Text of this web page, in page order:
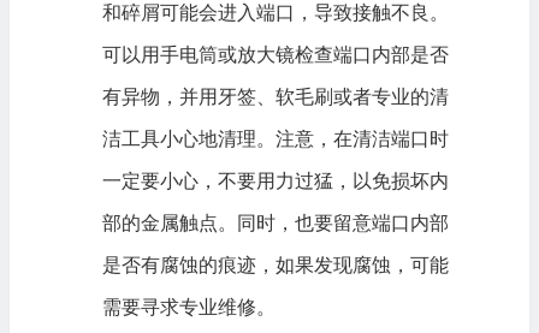
和碎屑可能会进入端口，导致接触不良。
可以用手电筒或放大镜检查端口内部是否
有异物，并用牙签、软毛刷或者专业的清
洁工具小心地清理。注意，在清洁端口时
一定要小心，不要用力过猛，以免损坏内
部的金属触点。同时，也要留意端口内部
是否有腐蚀的痕迹，如果发现腐蚀，可能
需要寻求专业维修。